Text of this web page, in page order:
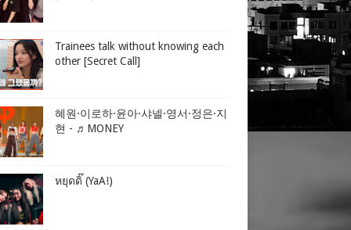
Trainees talk without knowing each
other [Secret Call]
혜원·이로하·윤아·샤넬·영서·정은·지
현 - ♬MONEY
หยุดดิ๊ (YaA!)